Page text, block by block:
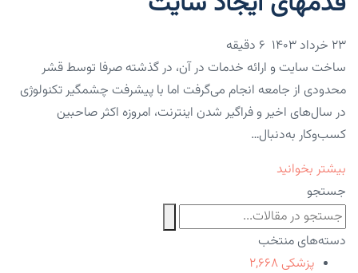
۲۳ خرداد ۱۴۰۳
ساخت سایت و ارائه خدمات در آن، در گذشته صرفا توسط قشر
محدودی از جامعه انجام می‌گرفت اما با پیشرفت چشمگیر تکنولوژی
در سال‌های اخیر و فراگیر شدن اینترنت، امروزه اکثر صاحبین
کسب‌وکار به‌دنبال…
بیشتر بخوانید
جستجو
دسته‌های منتخب
پزشکی ۲,۶۶۸